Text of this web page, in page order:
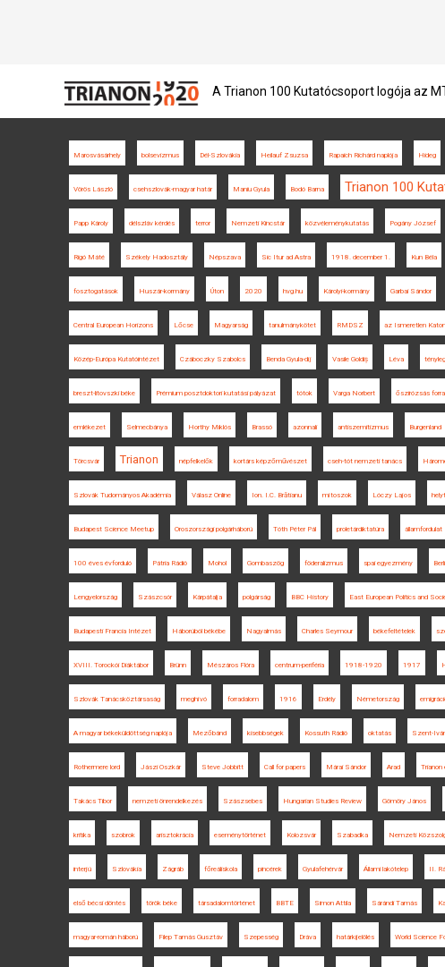
A Trianon 100 Kutatócsoport logója az
Marosvásárhely bolsevizmus Dél-Szlovákia Heilauf Zsuzsa Rapaich Richárd naplója Hideg
Vörös László csehszlovák-magyar határ Maniu Gyula Bodó Barna Trianon 100
Papp Károly délszláv kérdés terror Nemzeti Kincstár közvéleménykutatás Pogány József
Rigó Máté Székely Hadosztály Népszava Sic Itur ad Astra 1918. december 1. Kun Béla
fosztogatások Huszár-kormány Úton 2020 hvg.hu Károlyi-kormány Garbai Sándor
Central European Horizons Lőcse Magyarság tanulmánykötet RMDSZ az Ismeretlen
Közép-Európa Kutatóintézet Czáboczky Szabolcs Benda Gyula-díj Vasile Goldiș Léva tényleg
breszt-litovszki béke Prémium posztdoktori kutatási pályázat tótok Varga Norbert őszirózsás
emlékezet Selmecbánya Horthy Miklós Brassó azonnali antiszemitizmus Burgenland
Törcsvár Trianon népfelkelők kortárs képzőművészet cseh-tót nemzeti tanács
Szlovák Tudományos Akadémia Válasz Online Ion. I.C. Brătianu mítoszok Lóczy Lajos
Budapest Science Meetup Oroszországi polgárháború Tóth Péter Pál proletárdiktatúra államfordulat
100 éves évforduló Pátria Rádió Mohol Gombaszög föderalizmus spai egyezmény
Lengyelország Szászcsór Kárpátalja polgárság BBC History East European Politics and
Budapesti Francia Intézet Háborúból békébe Nagyalmás Charles Seymour békefeltételek
XVIII. Torockói Diáktábor Brünn Mészáros Flóra centrum-periféria 1918-1920 1917
Szlovák Tanácsköztársaság meghívó forradalom 1916 Erdély Németország
A magyar békeküldöttség naplója Mezőbánd kisebbségek Kossuth Rádió oktatás Szent-
Rothermere lord Jászi Oszkár Steve Jobbitt Call for papers Márai Sándor Arad Trianon
Takács Tibor nemzeti önrendelkezés Szászsebes Hungarian Studies Review Gömöry János
kritika szobrok arisztokrácia eseménytörténet Kolozsvár Szabadka Nemzeti
interjú Szlovákia Zágráb főreáliskola pincérek Gyulafehérvár Állami lakótelep II.
első bécsi döntés török béke társadalomtörténet BBTE Simon Attila Sárándi Tamás
magyar-román háború Filep Tamás Gusztáv Szepesség Dráva határkijelölés World Science